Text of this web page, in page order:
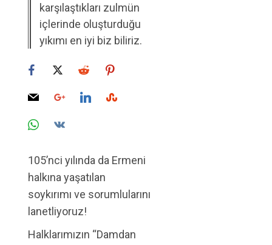
karşılaştıkları zulmün
içlerinde oluşturduğu
yıkımı en iyi biz biliriz.
105’nci yılında da Ermeni
halkına yaşatılan
soykırımı ve sorumlularını
lanetliyoruz!
Halklarımızın “Damdan